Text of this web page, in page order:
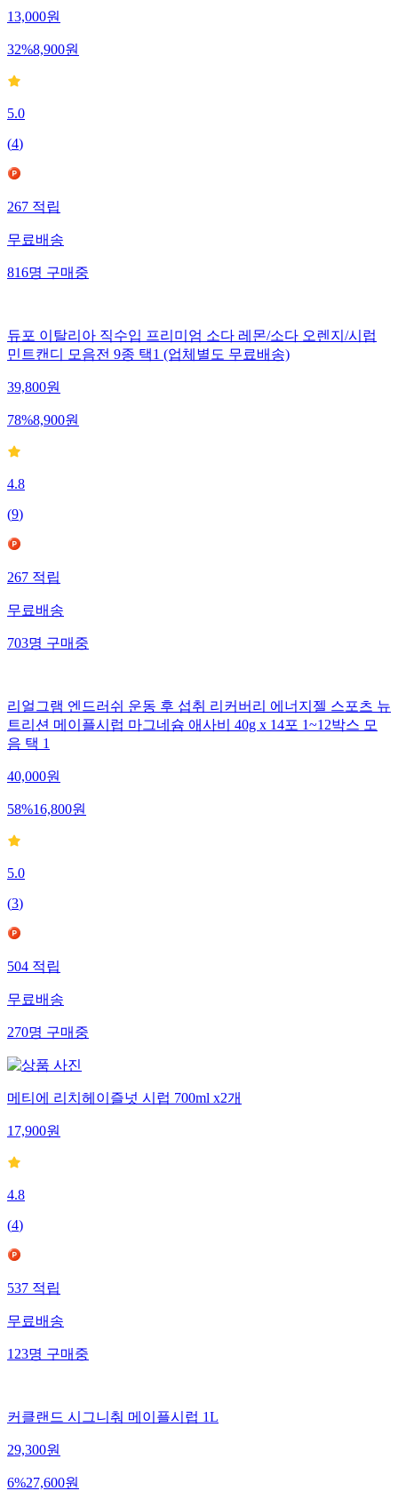
13,000원
32%8,900원
5.0
(4)
267적립
무료배송
816명구매중
듀포 이탈리아 직수입 프리미엄 소다 레몬/소다 오렌지/시럽
민트캔디 모음전 9종 택1 (업체별도 무료배송)
39,800원
78%8,900원
4.8
(9)
267적립
무료배송
703명구매중
리얼그램 엔드러쉬 운동 후 섭취 리커버리 에너지젤 스포츠 뉴
트리션 메이플시럽 마그네슘 애사비 40g x 14포 1~12박스 모
음 택 1
40,000원
58%16,800원
5.0
(3)
504적립
무료배송
270명구매중
메티에 리치헤이즐넛 시럽 700ml x2개
17,900원
4.8
(4)
537적립
무료배송
123명구매중
커클랜드 시그니춰 메이플시럽 1L
29,300원
6%27,600원